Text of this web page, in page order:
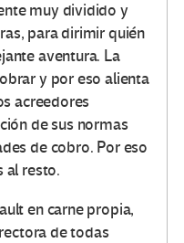
muy dividido y
para dirimir quién
aventura. La
y por eso alienta
acreedores
de sus normas
de cobro. Por eso
al resto.
en carne propia,
de todas